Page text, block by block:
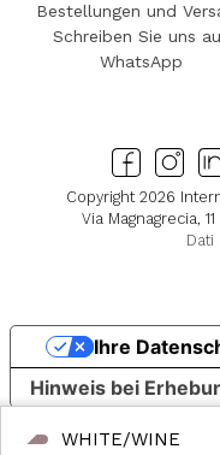
WHITE/WINE
Bestellungen und
Schreiben Sie uns
WhatsApp
Copyright 2026
Via Magnagrecia,
Hinweis bei
Ihre